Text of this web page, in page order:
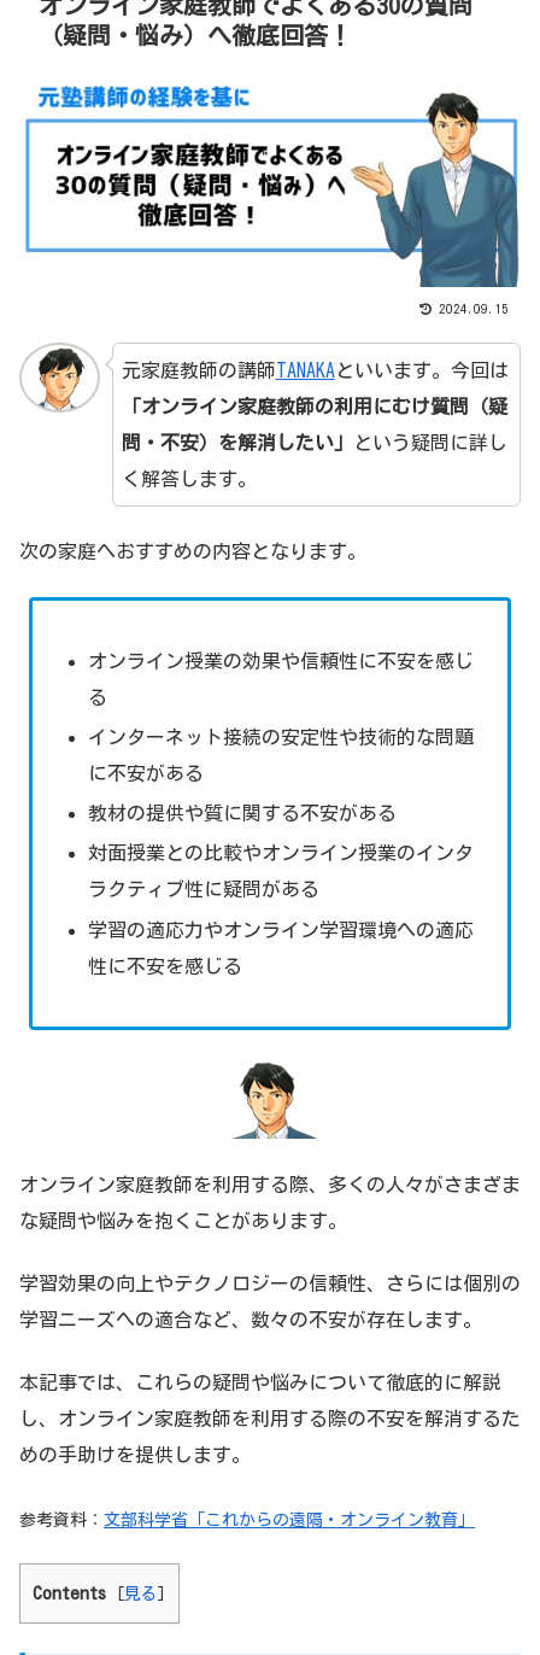
（疑問・悩み）へ徹底回答！
2024.09.15
元家庭教師の講師TANAKA といいます。今回は
「オンライン家庭教師の利用にむけ質問（疑
問・不安）を解消したい」
という疑問に詳し
く解答します。
次の家庭へおすすめの内容となります。
オンライン授業の効果や信頼性に不安を感じ
る
インターネット接続の安定性や技術的な問題
に不安がある
教材の提供や質に関する不安がある
対面授業との比較やオンライン授業のインタ
ラクティブ性に疑問がある
学習の適応力やオンライン学習環境への適応
性に不安を感じる
オンライン家庭教師を利用する際、多くの人々がさまざま
な疑問や悩みを抱くことがあります。
学習効果の向上やテクノロジーの信頼性、さらには個別の
学習ニーズへの適合など、数々の不安が存在します。
本記事では、これらの疑問や悩みについて徹底的に解説
し、オンライン家庭教師を利用する際の不安を解消するた
めの手助けを提供します。
参考資料： 文部科学省「これからの遠隔・オンライン教育」
Contents 見る